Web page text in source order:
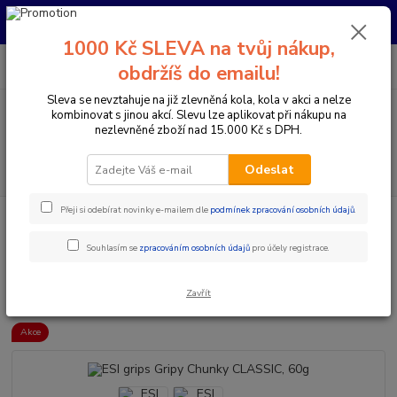
Pro nachystání kola / doplňků na prodejně si prosím zavolejte dopředu.
Menu
CZK
PO-PÁ 10:00-17:00 | SO: 9:00-12:00
Komponenty na kolo Gripy a omotávky
Gripy klasické / MTB
Akce
1000 Kč SLEVA na tvůj nákup,
obdržíš do emailu!
Sleva se nevztahuje na již zlevněná kola, kola v akci a nelze
kombinovat s jinou akcí. Slevu lze aplikovat při nákupu na
nezlevněné zboží nad 15.000 Kč s DPH.
Odeslat
Přeji si odebírat novinky e-mailem dle podmínek zpracování osobních údajů.
Souhlasím se zpracováním osobních údajů pro účely registrace.
Zavřít